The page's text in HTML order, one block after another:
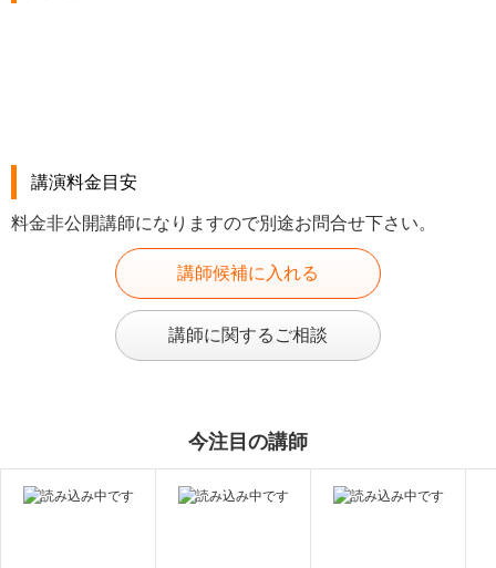
講演料金目安
料金非公開講師になりますので別途お問合せ下さい。
講師候補に入れる
講師に関するご相談
今注目の講師